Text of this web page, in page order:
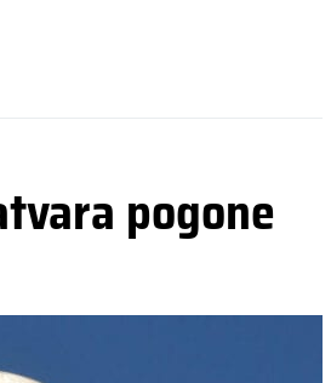
pogone